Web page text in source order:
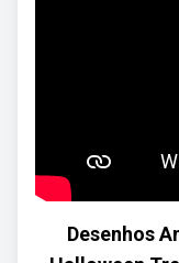
Desenhos